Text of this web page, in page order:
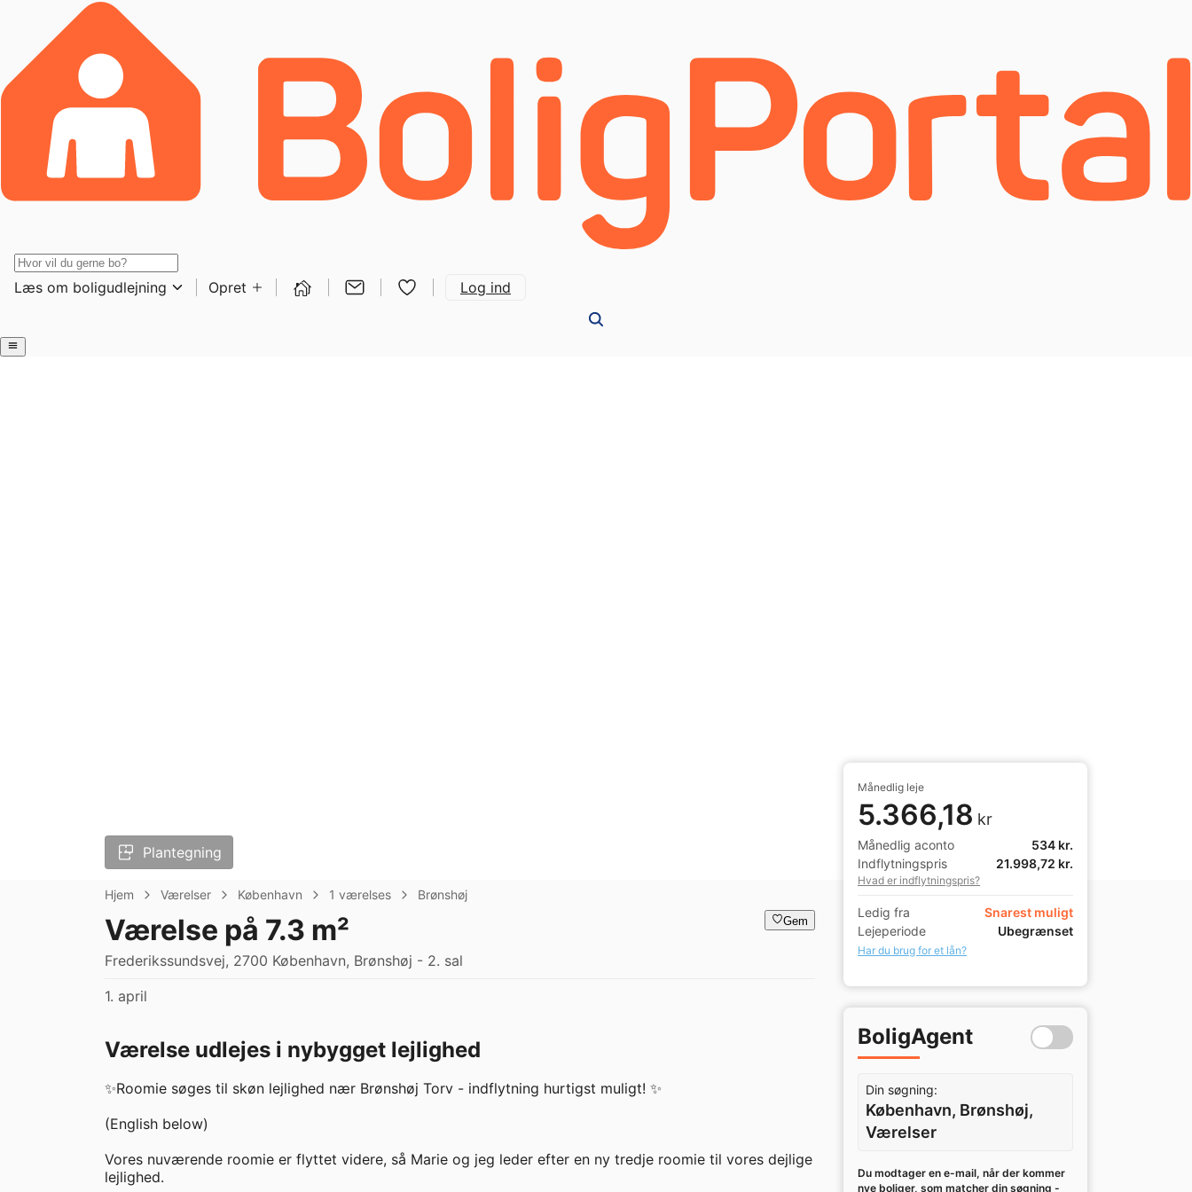
Læs om boligudlejning Opret Log ind
Plantegning
Hjem Værelser København 1 værelses Brønshøj
Værelse på 7.3 m²
Frederikssundsvej, 2700 København, Brønshøj - 2. sal
Gem
1. april
Værelse udlejes i nybygget lejlighed
✨Roomie søges til skøn lejlighed nær Brønshøj Torv - indflytning hurtigst muligt! ✨
(English below)
Vores nuværende roomie er flyttet videre, så Marie og jeg leder efter en ny tredje roomie til vores dejlige
lejlighed.
Månedlig leje
5.366,18 kr
Månedlig aconto
534 kr.
Indflytningspris
21.998,72 kr.
Hvad er indflytningspris?
Ledig fra
Snarest muligt
Lejeperiode
Ubegrænset
Har du brug for et lån?
BoligAgent
Din søgning:
København, Brønshøj,
Værelser
Du modtager en e-mail, når der kommer
nye boliger, som matcher din søgning -